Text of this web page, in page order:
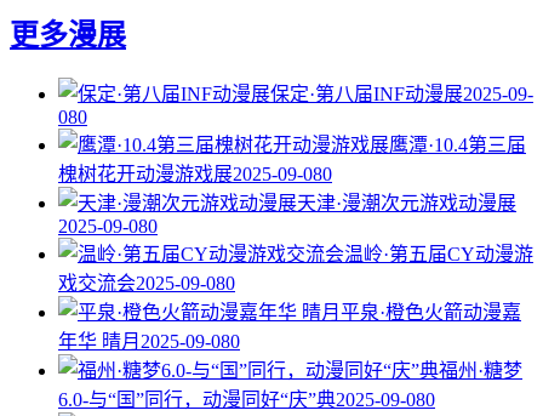
更多漫展
保定·第八届INF动漫展2025-09-
080
鹰潭·10.4第三届
槐树花开动漫游戏展2025-09-080
天津·漫潮次元游戏动漫展
2025-09-080
温岭·第五届CY动漫游
戏交流会2025-09-080
平泉·橙色火箭动漫嘉
年华 晴月 2025-09-080
福州·糖梦
6.0-与“国”同行，动漫同好“庆”典2025-09-080